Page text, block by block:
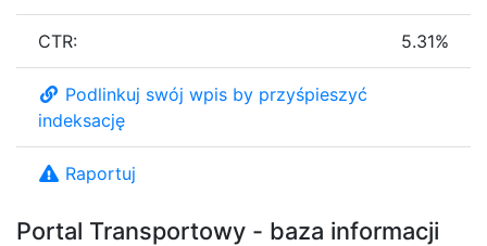
Portal Transportowy - baza informacji
CTR: 5.31%
Podlinkuj swój wpis by przyśpieszyć
indeksację
Raportuj